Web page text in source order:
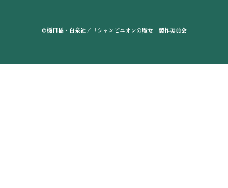
©樋口橘・白泉社／「シャンピニオンの魔女」製作委員会